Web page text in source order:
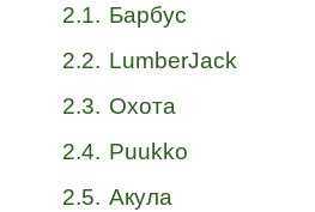
2.1. Барбус
2.2. LumberJack
2.3. Охота
2.4. Puukko
2.5. Акула